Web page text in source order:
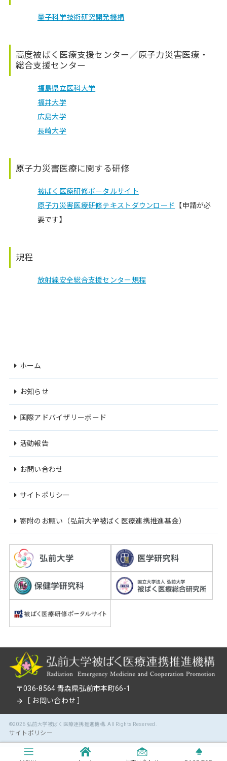
量子科学技術研究開発機構
高度被ばく医療支援センター／原子力災害医療・
総合支援センター
福島県立医科大学
福井大学
広島大学
長崎大学
原子力災害医療に関する研修
被ばく医療研修ポータルサイト
原子力災害医療研修テキストダウンロード 【申請が必
要です】
規程
放射線安全総合支援センター規程
ホーム
お知らせ
国際アドバイザリーボード
活動報告
お問い合わせ
サイトポリシー
寄附のお願い（弘前大学被ばく医療連携推進基金）
〒036-8564 青森県弘前市本町66-1
お問い合わせ
©2026 弘前大学被ばく医療連携推進機構. All Rights Reserved.
サイトポリシー